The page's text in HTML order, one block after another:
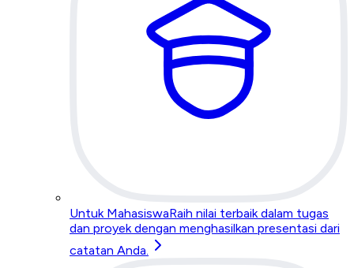
Untuk MahasiswaRaih nilai terbaik dalam tugas
dan proyek dengan menghasilkan presentasi dari
catatan Anda.